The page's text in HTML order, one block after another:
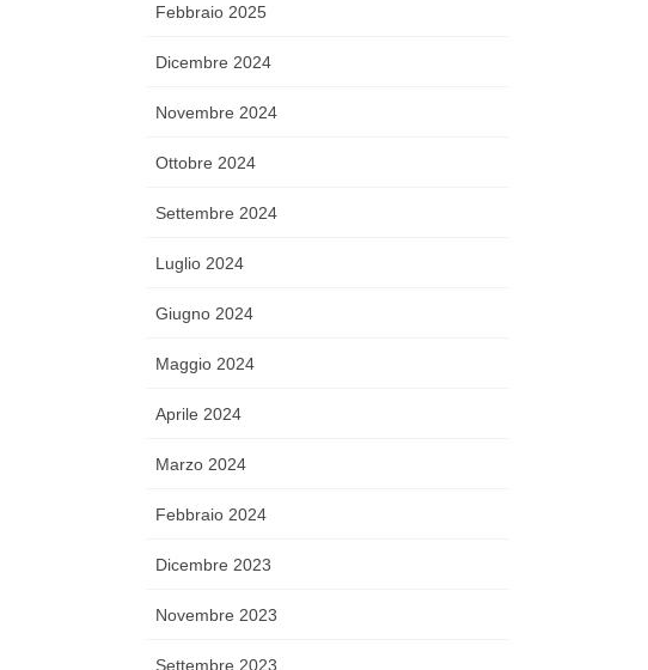
Febbraio 2025
Dicembre 2024
Novembre 2024
Ottobre 2024
Settembre 2024
Luglio 2024
Giugno 2024
Maggio 2024
Aprile 2024
Marzo 2024
Febbraio 2024
Dicembre 2023
Novembre 2023
Settembre 2023